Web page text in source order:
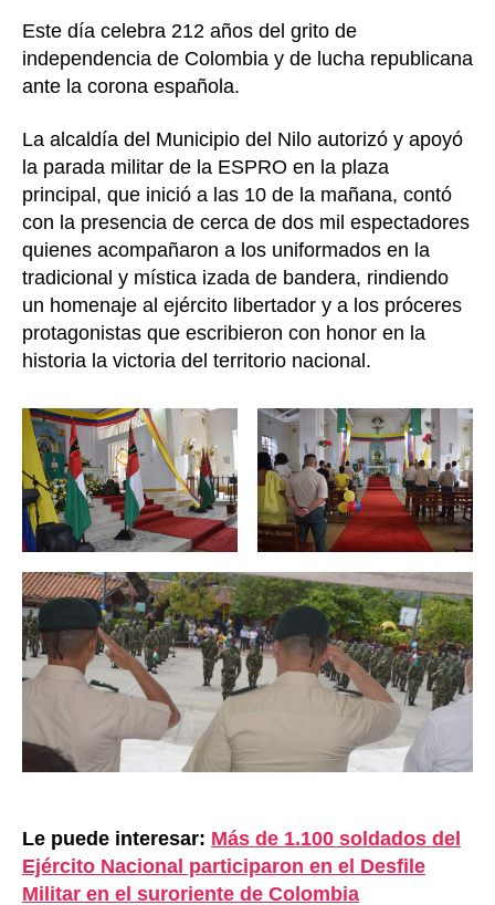
Este día celebra 212 años del grito de
independencia de Colombia y de lucha republicana
ante la corona española.
La alcaldía del Municipio del Nilo autorizó y apoyó
la parada militar de la ESPRO en la plaza
principal, que inició a las 10 de la mañana, contó
con la presencia de cerca de dos mil espectadores
quienes acompañaron a los uniformados en la
tradicional y mística izada de bandera, rindiendo
un homenaje al ejército libertador y a los próceres
protagonistas que escribieron con honor en la
historia la victoria del territorio nacional.
Le puede interesar: Más de 1.100 soldados del
Ejército Nacional participaron en el Desfile
Militar en el suroriente de Colombia